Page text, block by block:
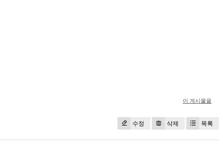
이 게시물을
수정 삭제 목록